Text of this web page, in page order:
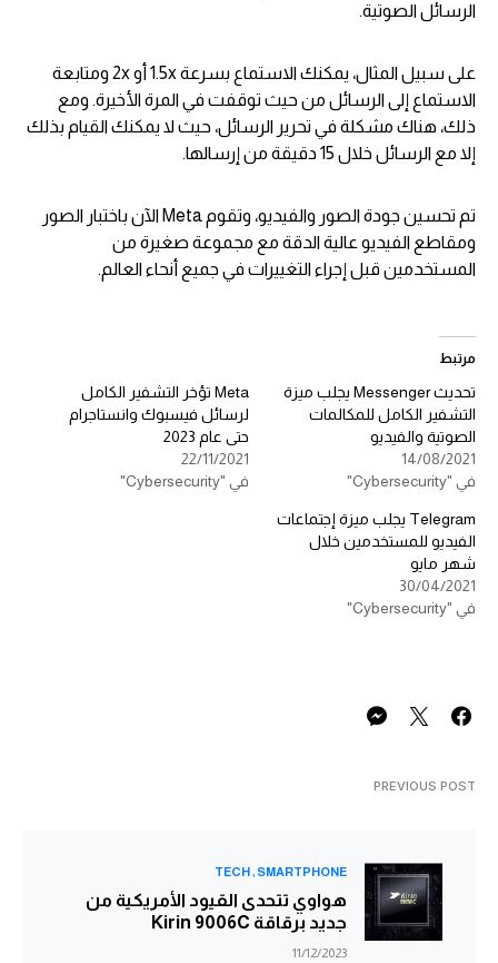
الرسائل الصوتية.
على سبيل المثال، يمكنك الاستماع بسرعة 1.5x أو 2x ومتابعة
الاستماع إلى الرسائل من حيث توقفت في المرة الأخيرة. ومع
ذلك، هناك مشكلة في تحرير الرسائل، حيث لا يمكنك القيام بذلك
إلا مع الرسائل خلال 15 دقيقة من إرسالها.
تم تحسين جودة الصور والفيديو، وتقوم Meta الآن باختبار الصور
ومقاطع الفيديو عالية الدقة مع مجموعة صغيرة من
المستخدمين قبل إجراء التغييرات في جميع أنحاء العالم.
مرتبط
تحديث Messenger يجلب ميزة
التشفير الكامل للمكالمات
الصوتية والفيديو
14/08/2021
في "Cybersecurity"
Meta تؤخر التشفير الكامل
لرسائل فيسبوك وانستاجرام
حتى عام 2023
22/11/2021
في "Cybersecurity"
Telegram يجلب ميزة إجتماعات
الفيديو للمستخدمين خلال
شهر مايو
30/04/2021
في "Cybersecurity"
PREVIOUS POST
SMARTPHONE
TECH
هواوي تتحدى القيود الأمريكية من
جديد برقاقة Kirin 9006C
11/12/2023